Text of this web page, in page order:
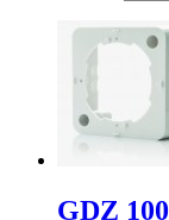
GDZ 100